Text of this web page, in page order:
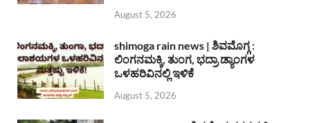
August 5, 2026
shimoga rain news | ಶಿವಮೊಗ್ಗ :
ಲಿಂಗನಮಕ್ಕಿ, ತುಂಗ, ಭದ್ರಾ ಡ್ಯಾಂಗಳ
ಒಳಹರಿವಿನಲ್ಲಿ ಇಳಿಕೆ
August 5, 2026